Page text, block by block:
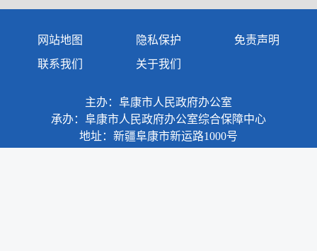
科学技术部
教育部
国家发展和改革委员会
广东
天津
江苏
山东
浙江
博尔塔拉蒙古自治州
克拉玛依市
吉木萨尔县
奇台县
网站地图 隐私保护
免责声明
联系我们
关于我们
主办：阜康市人民政府办公室
承办：阜康市人民政府办公室综合保障中心
地址：新疆阜康市新运路1000号